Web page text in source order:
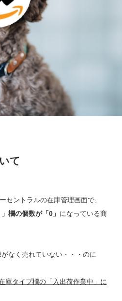
て
セントラルの在庫管理画面で、
欄の個数が「0」 になっている商
なく売れていない・・・のに
庫タイプ欄の「入出荷作業中」に